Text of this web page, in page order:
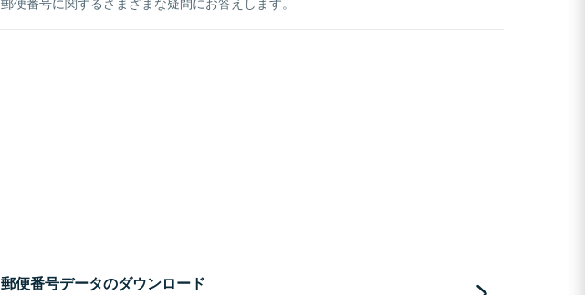
郵便番号データのダウンロード